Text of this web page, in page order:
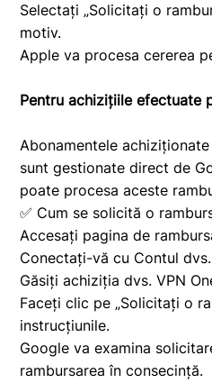
Selectați „Solicitați o
motiv.
Apple va procesa cererea
Pentru achizițiile efectuate
Abonamentele
sunt gestionate direct de
poate procesa aceste
✅ Cum se solicită o
Accesați pagina de
Conectați-vă cu Contul
Găsiți achiziția dvs. VPN
Faceți clic pe „Solicitați o
instrucțiunile.
Google va examina
rambursarea în consecință.